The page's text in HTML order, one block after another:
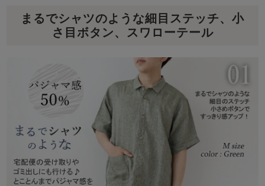
まるでシャツのような細目ステッチ、小
さ目ボタン、スワローテール